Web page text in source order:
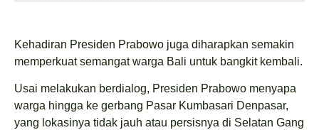
Kehadiran Presiden Prabowo juga diharapkan semakin
memperkuat semangat warga Bali untuk bangkit kembali.
Usai melakukan berdialog, Presiden Prabowo menyapa
warga hingga ke gerbang Pasar Kumbasari Denpasar,
yang lokasinya tidak jauh atau persisnya di Selatan Gang